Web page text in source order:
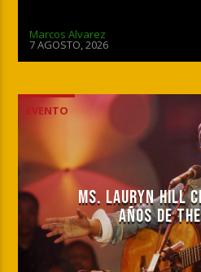
Marcos Alvarez
7 AGOSTO, 2026
EVENTO
MS. LAURYN HILL
AÑOS DE